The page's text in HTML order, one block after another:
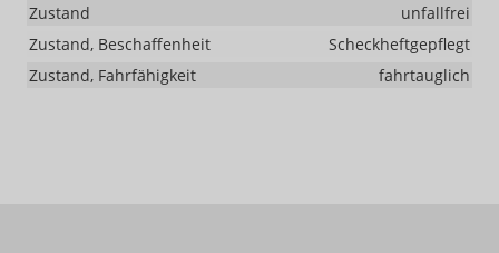
Zustand
unfallfrei
Zustand, Beschaffenheit
Scheckheftgepflegt
Zustand, Fahrfähigkeit
fahrtauglich